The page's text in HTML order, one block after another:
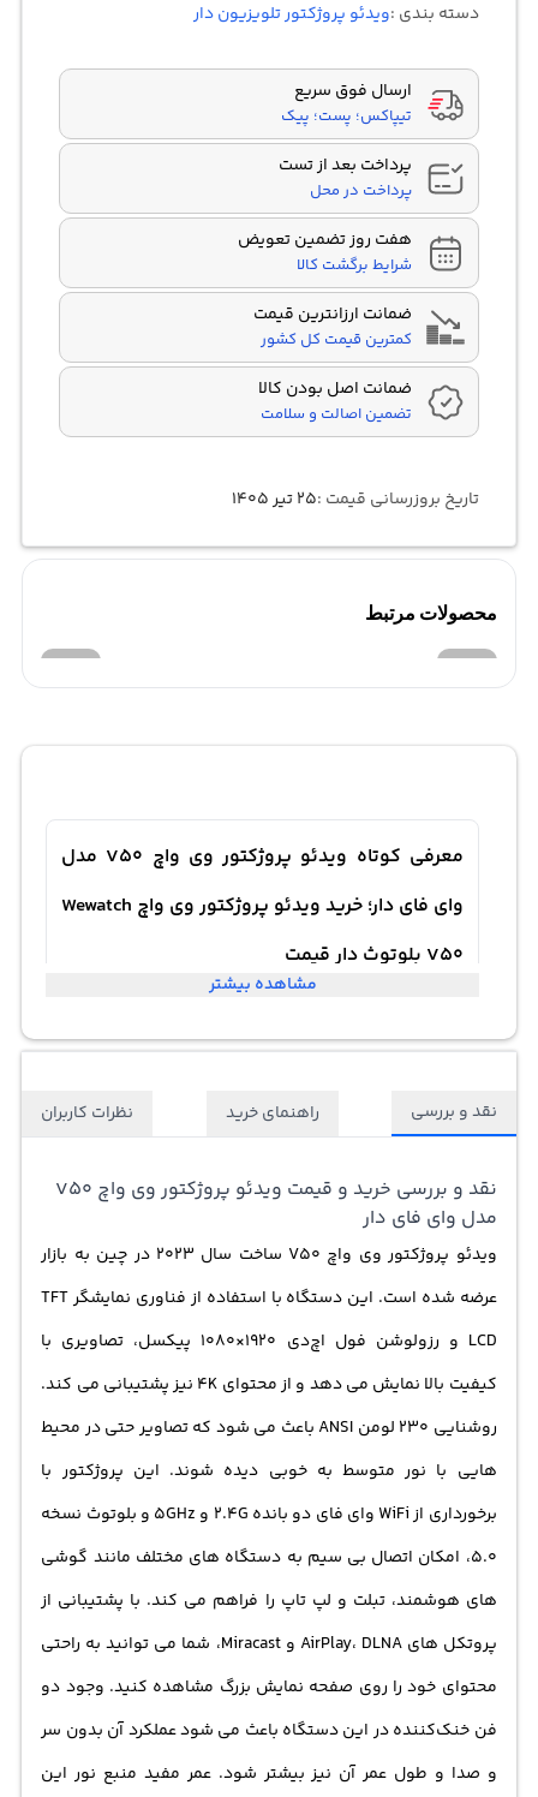
دسته بندی :ویدئو پروژکتور تلویزیون دار
ارسال فوق سریع
تیپاکس؛ پست؛ پیک
پرداخت بعد از تست
پرداخت در محل
هفت روز تضمین تعویض
شرایط برگشت کالا
ضمانت ارزانترین قیمت
کمترین قیمت کل کشور
ضمانت اصل بودن کالا
تضمین اصالت و سلامت
تاریخ بروزرسانی قیمت :۲۵ تیر ۱۴۰۵
محصولات مرتبط
معرفی کوتاه ویدئو پروژکتور وی واچ V50 مدل
وای فای دار؛ خرید ویدئو پروژکتور وی واچ Wewatch
V50 بلوتوث دار قیمت
مشاهده بیشتر
نقد و بررسی راهنمای خرید نظرات کاربران
نقد و بررسی خرید و قیمت ویدئو پروژکتور وی واچ V50
مدل وای فای دار
ویدئو پروژکتور وی واچ V50 ساخت سال 2023 در چین به بازار
عرضه شده است. این دستگاه با استفاده از فناوری نمایشگر TFT
LCD و رزولوشن فول اچ‌دی 1920×1080 پیکسل، تصاویری با
کیفیت بالا نمایش می‌ دهد و از محتوای 4K نیز پشتیبانی می‌ کند.
روشنایی 230 لومن ANSI باعث می‌ شود که تصاویر حتی در محیط‌
هایی با نور متوسط به خوبی دیده شوند. این پروژکتور با
برخورداری از WiFi وای فای دو بانده 2.4G و 5GHz و بلوتوث نسخه
5.0، امکان اتصال بی‌ سیم به دستگاه‌ های مختلف مانند گوشی‌
های هوشمند، تبلت و لپ‌ تاپ را فراهم می‌ کند. با پشتیبانی از
پروتکل‌ های AirPlay، DLNA و Miracast، شما می‌ توانید به راحتی
محتوای خود را روی صفحه نمایش بزرگ مشاهده کنید. وجود دو
فن خنک‌کننده در این دستگاه باعث می‌ شود عملکرد آن بدون سر
و صدا و طول عمر آن نیز بیشتر شود. عمر مفید منبع نور این